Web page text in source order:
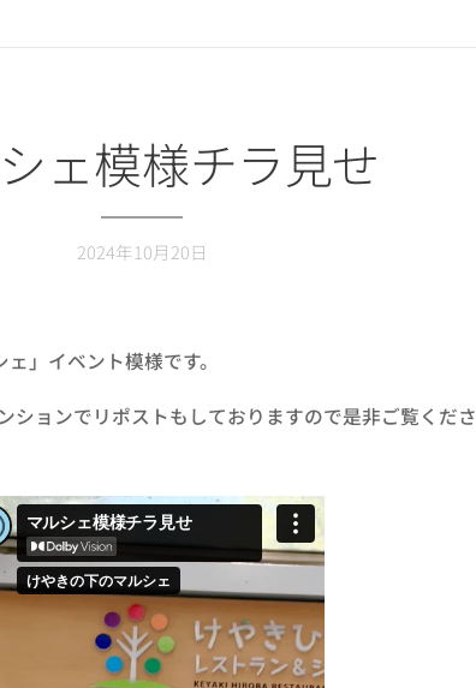
ェ模様チラ見せ
2024年10月20日
」イベント模様です。
ションでリポストもしておりますので是非ご覧くださ